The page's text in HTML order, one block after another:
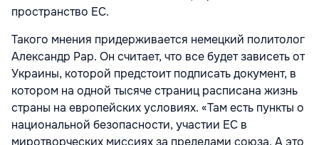
пространство ЕС.
Такого мнения придерживается немецкий политолог
Александр Рар. Он считает, что все будет зависеть от
Украины, которой предстоит подписать документ, в
котором на одной тысяче страниц расписана жизнь
страны на европейских условиях. «Там есть пункты о
национальной безопасности, участии ЕС в
миротворческих миссиях за пределами союза. А это